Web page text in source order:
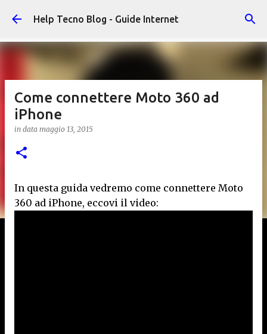
Passa ai contenuti principali
Help Tecno Blog - Guide Internet
Come connettere Moto 360 ad
iPhone
in data maggio 13, 2015
In questa guida vedremo come connettere Moto
360 ad iPhone, eccovi il video: